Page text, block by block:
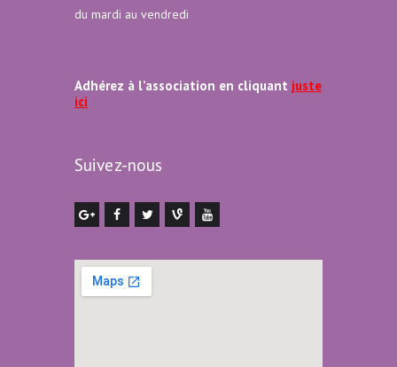
du mardi au vendredi
Adhérez à l’association en cliquant juste
ici
Suivez-nous